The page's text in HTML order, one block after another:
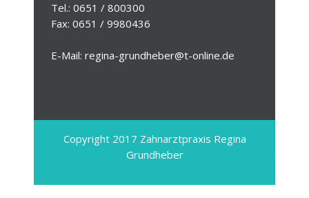
Tel.: 0651 / 800300
Fax: 0651 / 9980436
E-Mail: regina-grundheber@t-online.de
Copyright 2017 Zahnarztpraxis Regina
Grundheber